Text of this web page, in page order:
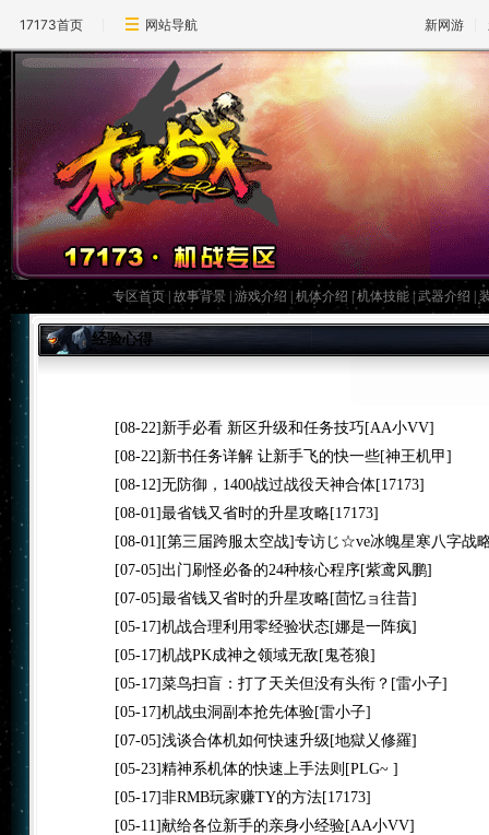
17173首页 网站导航 新网游
专区首页 |故事背景 |游戏介绍 |机体介绍 |机体技能 |武器介绍 |
经验心得
[08-22] 新手必看 新区升级和任务技巧 [AA小VV]
[08-22] 新书任务详解 让新手飞的快一些[神王机甲]
[08-12]无防御，1400战过战役天神合体[17173]
[08-01]最省钱又省时的升星攻略[17173]
[08-01] [第三届跨服太空战]专访じ☆ve冰魄星寒八字战
[07-05]出门刷怪必备的24种核心程序[紫鸢风鹏]
[07-05]最省钱又省时的升星攻略[茴忆ョ往昔]
[05-17]机战合理利用零经验状态[娜是一阵疯]
[05-17]机战PK成神之领域无敌 [鬼苍狼]
[05-17]菜鸟扫盲：打了天关但没有头衔？ [雷小子]
[05-17]机战虫洞副本抢先体验[雷小子]
[07-05]浅谈合体机如何快速升级 [地獄乂修羅]
[05-23]精神系机体的快速上手法则 [PLG~ ]
[05-17]非RMB玩家赚TY的方法[17173]
[05-11]献给各位新手的亲身小经验[AA小VV]